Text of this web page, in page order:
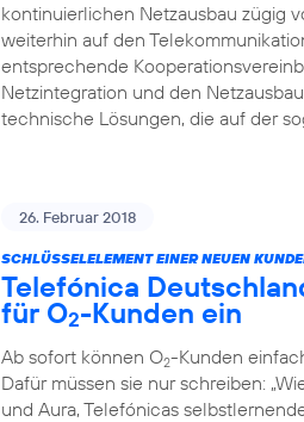
kontinuierlichen Netzausbau zügig
weiterhin auf den
entsprechende
Netzintegration und den
technische Lösungen, die auf der
26. Februar 2018
SCHLÜSSELELEMENT EINER NEUEN
Telefónica
für O2-Kunden ein
Ab sofort können O2-Kunden
Dafür müssen sie nur schreiben:
und Aura, Telefónicas